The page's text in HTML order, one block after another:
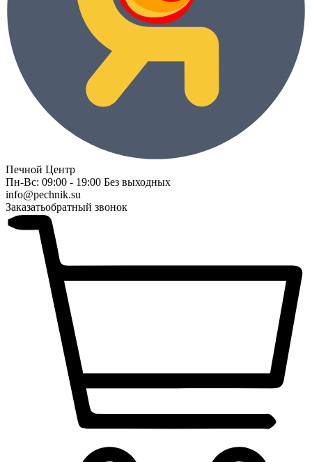
Печной Центр
Пн-Вс: 09:00 - 19:00 Без выходных
info@pechnik.su
Заказатьобратный звонок